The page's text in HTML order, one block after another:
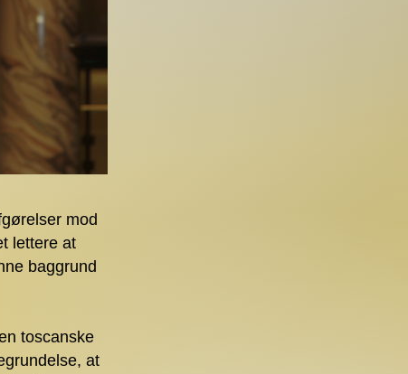
mod
lettere at
baggrund
toscanske
at